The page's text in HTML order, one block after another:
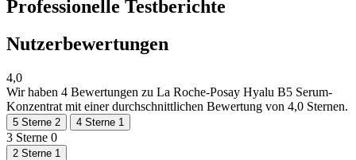
Professionelle Testberichte
Nutzerbewertungen
4,0
Wir haben 4 Bewertungen zu La Roche-Posay Hyalu B5 Serum-
Konzentrat mit einer durchschnittlichen Bewertung von 4,0 Sternen.
5 Sterne 2 4 Sterne 1
3 Sterne 0
2 Sterne 1